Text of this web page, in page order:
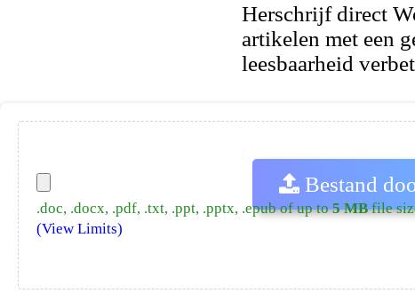
Herschrijf direct
artikelen met een
leesbaarheid
Bestand
.doc, .docx, .pdf, .txt, .ppt, .pptx, .epub of up to5 MBfile
(View Limits)